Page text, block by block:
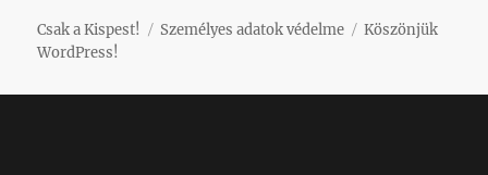
Csak a Kispest! Személyes adatok védelme
Köszönjük
WordPress!